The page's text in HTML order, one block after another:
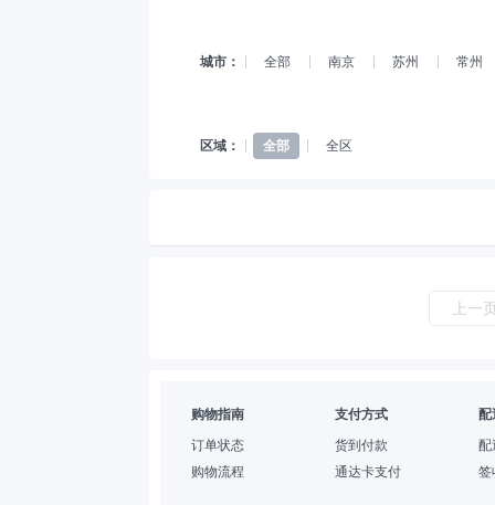
城市： 全部 南京 苏州 常州
区域： 全部 全区
上一
购物指南
订单状态
购物流程
支付方式
货到付款
通达卡支付
配
配
签